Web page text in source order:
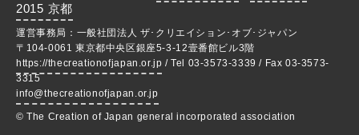
2015 京都
運営事務局：一般社団法人 ザ･クリエイション･オブ･ジャパン
〒104-0061 東京都中央区銀座5-3-12壹番館ビル3階
https://thecreationofjapan.or.jp / Tel 03-3573-3339 / Fax 03-3573-
3315
info@thecreationofjapan.or.jp
© The Creation of Japan general incorporated association